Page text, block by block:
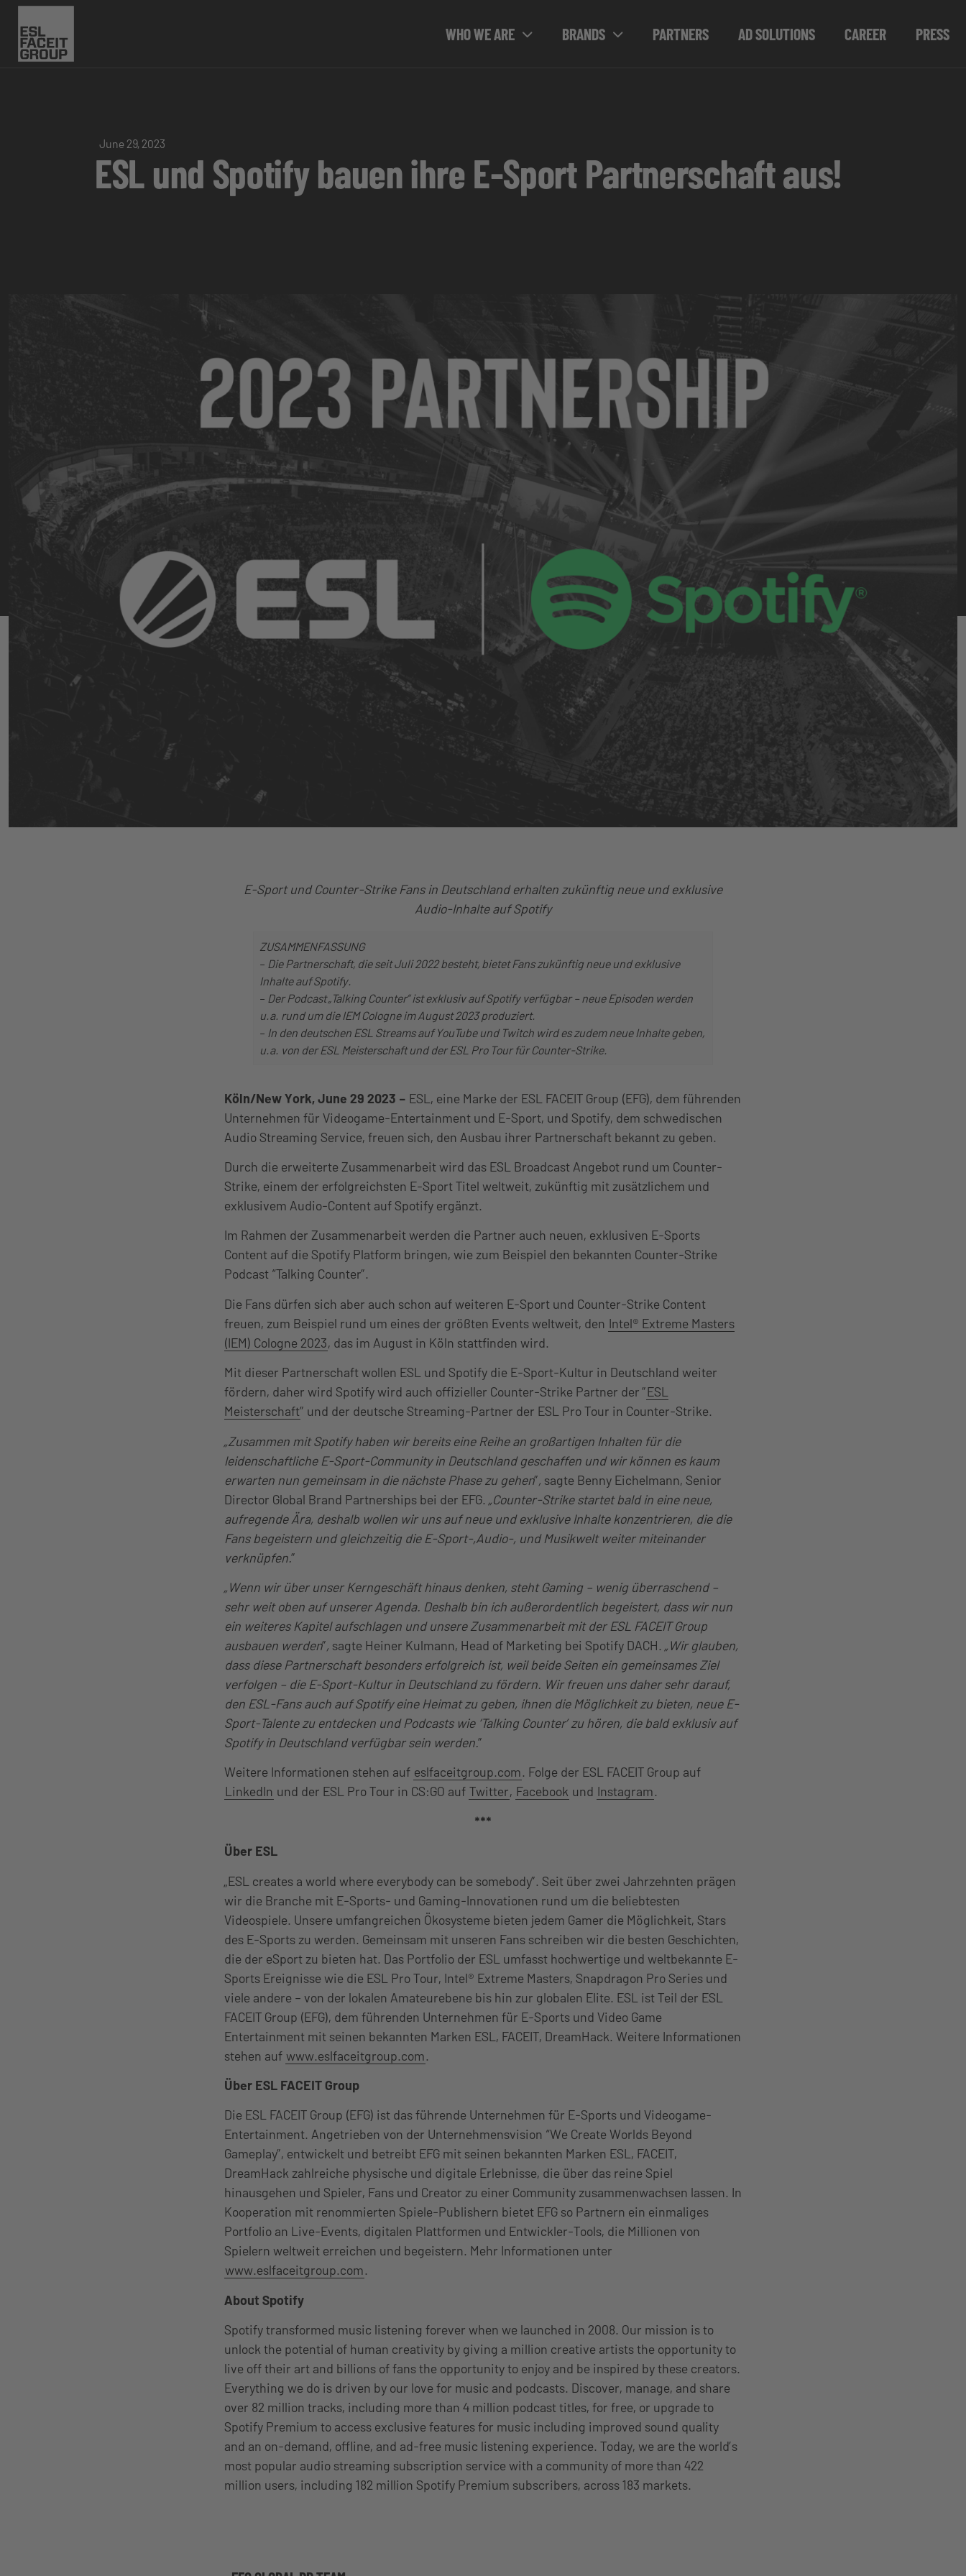
WHO WE ARE BRANDS PARTNERS AD SOLUTIONS CAREER PRESS
June 29, 2023
ESL und Spotify bauen ihre E-Sport Partnerschaft aus!
E-Sport und Counter-Strike Fans in Deutschland erhalten zukünftig neue und exklusive
Audio-Inhalte auf Spotify
ZUSAMMENFASSUNG
– Die Partnerschaft, die seit Juli 2022 besteht, bietet Fans zukünftig neue und exklusive
Inhalte auf Spotify.
– Der Podcast „Talking Counter” ist exklusiv auf Spotify verfügbar – neue Episoden werden
u.a. rund um die IEM Cologne im August 2023 produziert.
– In den deutschen ESL Streams auf YouTube und Twitch wird es zudem neue Inhalte geben,
u.a. von der ESL Meisterschaft und der ESL Pro Tour für Counter-Strike.
Köln/New York, June 29 2023 – ESL, eine Marke der ESL FACEIT Group (EFG), dem führenden
Unternehmen für Videogame-Entertainment und E-Sport, und Spotify, dem schwedischen
Audio Streaming Service, freuen sich, den Ausbau ihrer Partnerschaft bekannt zu geben.
Durch die erweiterte Zusammenarbeit wird das ESL Broadcast Angebot rund um Counter-
Strike, einem der erfolgreichsten E-Sport Titel weltweit, zukünftig mit zusätzlichem und
exklusivem Audio-Content auf Spotify ergänzt.
Im Rahmen der Zusammenarbeit werden die Partner auch neuen, exklusiven E-Sports
Content auf die Spotify Platform bringen, wie zum Beispiel den bekannten Counter-Strike
Podcast “Talking Counter”.
Die Fans dürfen sich aber auch schon auf weiteren E-Sport und Counter-Strike Content
freuen, zum Beispiel rund um eines der größten Events weltweit, den Intel® Extreme Masters
(IEM) Cologne 2023, das im August in Köln stattfinden wird.
Mit dieser Partnerschaft wollen ESL und Spotify die E-Sport-Kultur in Deutschland weiter
fördern, daher wird Spotify wird auch offizieller Counter-Strike Partner der ”ESL
Meisterschaft” und der deutsche Streaming-Partner der ESL Pro Tour in Counter-Strike.
„Zusammen mit Spotify haben wir bereits eine Reihe an großartigen Inhalten für die
leidenschaftliche E-Sport-Community in Deutschland geschaffen und wir können es kaum
erwarten nun gemeinsam in die nächste Phase zu gehen”, sagte Benny Eichelmann, Senior
Director Global Brand Partnerships bei der EFG. „Counter-Strike startet bald in eine neue,
aufregende Ära, deshalb wollen wir uns auf neue und exklusive Inhalte konzentrieren, die die
Fans begeistern und gleichzeitig die E-Sport-,Audio-, und Musikwelt weiter miteinander
verknüpfen.”
„Wenn wir über unser Kerngeschäft hinaus denken, steht Gaming – wenig überraschend –
sehr weit oben auf unserer Agenda. Deshalb bin ich außerordentlich begeistert, dass wir nun
ein weiteres Kapitel aufschlagen und unsere Zusammenarbeit mit der ESL FACEIT Group
ausbauen werden”, sagte Heiner Kulmann, Head of Marketing bei Spotify DACH. „Wir glauben,
dass diese Partnerschaft besonders erfolgreich ist, weil beide Seiten ein gemeinsames Ziel
verfolgen – die E-Sport-Kultur in Deutschland zu fördern. Wir freuen uns daher sehr darauf,
den ESL-Fans auch auf Spotify eine Heimat zu geben, ihnen die Möglichkeit zu bieten, neue E-
Sport-Talente zu entdecken und Podcasts wie ‘Talking Counter’ zu hören, die bald exklusiv auf
Spotify in Deutschland verfügbar sein werden.”
Weitere Informationen stehen auf eslfaceitgroup.com. Folge der ESL FACEIT Group auf
LinkedIn und der ESL Pro Tour in CS:GO auf Twitter, Facebook und Instagram.
***
Über ESL
„ESL creates a world where everybody can be somebody”. Seit über zwei Jahrzehnten prägen
wir die Branche mit E-Sports- und Gaming-Innovationen rund um die beliebtesten
Videospiele. Unsere umfangreichen Ökosysteme bieten jedem Gamer die Möglichkeit, Stars
des E-Sports zu werden. Gemeinsam mit unseren Fans schreiben wir die besten Geschichten,
die der eSport zu bieten hat. Das Portfolio der ESL umfasst hochwertige und weltbekannte E-
Sports Ereignisse wie die ESL Pro Tour, Intel® Extreme Masters, Snapdragon Pro Series und
viele andere – von der lokalen Amateurebene bis hin zur globalen Elite. ESL ist Teil der ESL
FACEIT Group (EFG), dem führenden Unternehmen für E-Sports und Video Game
Entertainment mit seinen bekannten Marken ESL, FACEIT, DreamHack. Weitere Informationen
stehen auf www.eslfaceitgroup.com.
Über ESL FACEIT Group
Die ESL FACEIT Group (EFG) ist das führende Unternehmen für E-Sports und Videogame-
Entertainment. Angetrieben von der Unternehmensvision “We Create Worlds Beyond
Gameplay”, entwickelt und betreibt EFG mit seinen bekannten Marken ESL, FACEIT,
DreamHack zahlreiche physische und digitale Erlebnisse, die über das reine Spiel
hinausgehen und Spieler, Fans und Creator zu einer Community zusammenwachsen lassen. In
Kooperation mit renommierten Spiele-Publishern bietet EFG so Partnern ein einmaliges
Portfolio an Live-Events, digitalen Plattformen und Entwickler-Tools, die Millionen von
Spielern weltweit erreichen und begeistern. Mehr Informationen unter
www.eslfaceitgroup.com.
About Spotify
Spotify transformed music listening forever when we launched in 2008. Our mission is to
unlock the potential of human creativity by giving a million creative artists the opportunity to
live off their art and billions of fans the opportunity to enjoy and be inspired by these creators.
Everything we do is driven by our love for music and podcasts. Discover, manage, and share
over 82 million tracks, including more than 4 million podcast titles, for free, or upgrade to
Spotify Premium to access exclusive features for music including improved sound quality
and an on-demand, offline, and ad-free music listening experience. Today, we are the world’s
most popular audio streaming subscription service with a community of more than 422
million users, including 182 million Spotify Premium subscribers, across 183 markets.